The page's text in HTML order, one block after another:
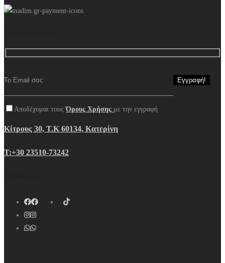
Αποδέχομαι τουςΌρους Χρήσης με την εγγραφή
Κίτρους 30, Τ.Κ 60134, Κατερίνη
Τ:+30 23510-73242